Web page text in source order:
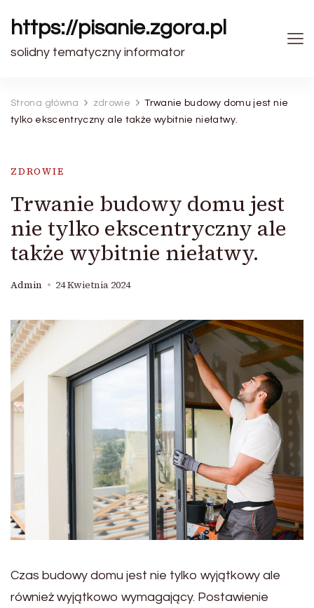
https://pisanie.zgora.pl
solidny tematyczny informator
Strona główna zdrowie
Trwanie budowy domu jest nie
tylko ekscentryczny ale także wybitnie niełatwy.
ZDROWIE
Trwanie budowy domu jest
nie tylko ekscentryczny ale
także wybitnie niełatwy.
Admin 24 Kwietnia 2024
Czas budowy domu jest nie tylko wyjątkowy ale
również wyjątkowo wymagający. Postawienie